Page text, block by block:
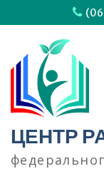
к
содержимому
ЦЕНТР